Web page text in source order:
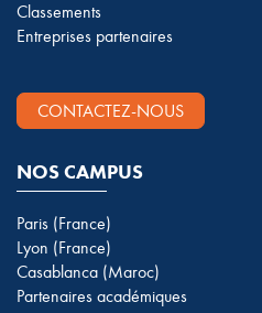
Classements
Entreprises partenaires
CONTACTEZ-NOUS
NOS CAMPUS
Paris (France)
Lyon (France)
Casablanca (Maroc)
Partenaires académiques